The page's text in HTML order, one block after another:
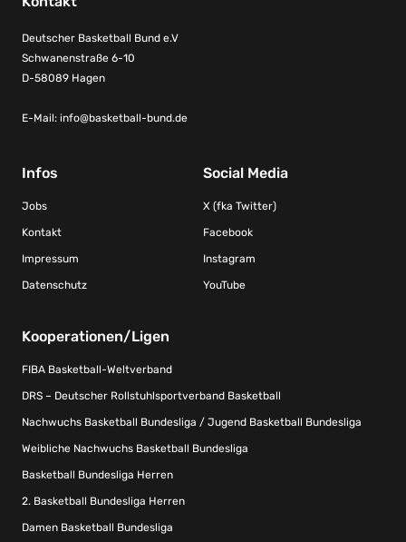
Deutscher Basketball Bund e.V
Schwanenstraße 6-10
D-58089 Hagen
E-Mail: info@basketball-bund.de
Infos
Jobs
Kontakt
Impressum
Datenschutz
Social Media
X (fka Twitter)
Facebook
Instagram
YouTube
Kooperationen/Ligen
FIBA Basketball-Weltverband
DRS – Deutscher Rollstuhlsportverband Basketball
Nachwuchs Basketball Bundesliga / Jugend Basketball Bundesliga
Weibliche Nachwuchs Basketball Bundesliga
Basketball Bundesliga Herren
2. Basketball Bundesliga Herren
Damen Basketball Bundesliga